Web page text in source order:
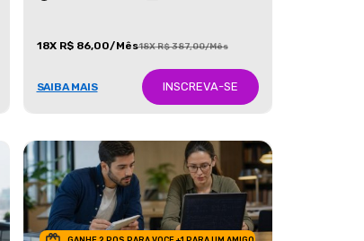
18X R$ 86,00/Mês18X R$ 387,00/Mês
SAIBA MAIS INSCREVA-SE